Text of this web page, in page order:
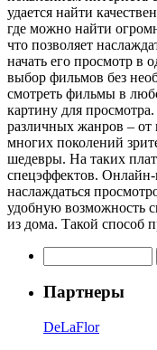
удается найти
где можно найти
что позволяет
начать его просмотр в
выбор фильмов без
смотреть фильмы в
картину для
различных жанров – от
многих поколений
шедевры. На таких
спецэффектов. Онлайн-
наслаждаться
удобную возможность
из дома. Такой способ
Партнеры
DeLaFlor